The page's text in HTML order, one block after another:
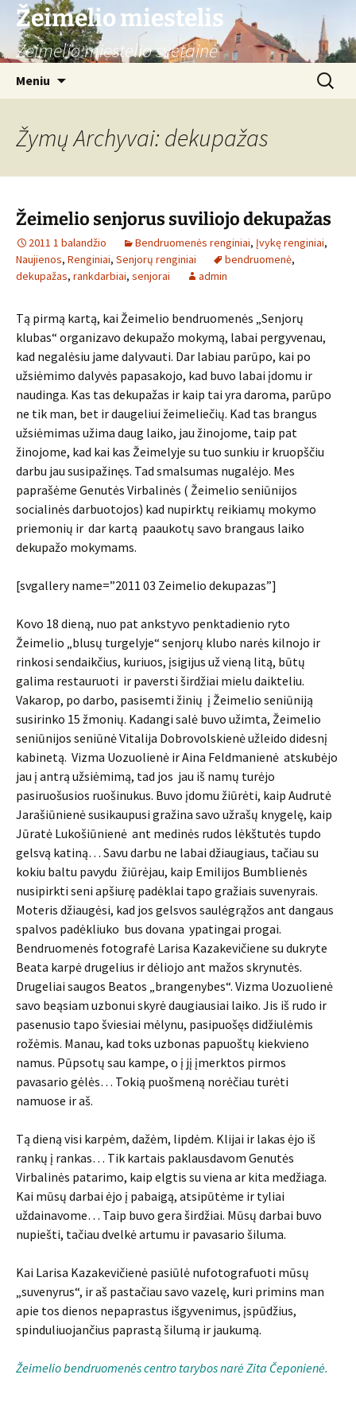
Žeimelio miestelis
Žeimelio miestelio svetainė
Meniu Ieškoti:
Žymų Archyvai: dekupažas
Žeimelio senjorus suviliojo dekupažas
2011 1 balandžio Bendruomenės renginiai, Įvykę renginiai,
Naujienos, Renginiai, Senjorų renginiai bendruomenė,
dekupažas, rankdarbiai, senjorai admin
Tą pirmą kartą, kai Žeimelio bendruomenės „Senjorų
klubas“ organizavo dekupažo mokymą, labai pergyvenau,
kad negalėsiu jame dalyvauti. Dar labiau parūpo, kai po
užsiėmimo dalyvės papasakojo, kad buvo labai įdomu ir
naudinga. Kas tas dekupažas ir kaip tai yra daroma, parūpo
ne tik man, bet ir daugeliui žeimeliečių. Kad tas brangus
užsiėmimas užima daug laiko, jau žinojome, taip pat
žinojome, kad kai kas Žeimelyje su tuo sunkiu ir kruopščiu
darbu jau susipažinęs. Tad smalsumas nugalėjo. Mes
paprašėme Genutės Virbalinės ( Žeimelio seniūnijos
socialinės darbuotojos) kad nupirktų reikiamų mokymo
priemonių ir dar kartą paaukotų savo brangaus laiko
dekupažo mokymams.
[svgallery name=”2011 03 Zeimelio dekupazas”]
Kovo 18 dieną, nuo pat ankstyvo penktadienio ryto
Žeimelio „blusų turgelyje“ senjorų klubo narės kilnojo ir
rinkosi sendaikčius, kuriuos, įsigijus už vieną litą, būtų
galima restauruoti ir paversti širdžiai mielu daikteliu.
Vakarop, po darbo, pasisemti žinių į Žeimelio seniūniją
susirinko 15 žmonių. Kadangi salė buvo užimta, Žeimelio
seniūnijos seniūnė Vitalija Dobrovolskienė užleido didesnį
kabinetą. Vizma Uozuolienė ir Aina Feldmanienė atskubėjo
jau į antrą užsiėmimą, tad jos jau iš namų turėjo
pasiruošusios ruošinukus. Buvo įdomu žiūrėti, kaip Audrutė
Jarašiūnienė susikaupusi gražina savo užrašų knygelę, kaip
Jūratė Lukošiūnienė ant medinės rudos lėkštutės tupdo
gelsvą katiną… Savu darbu ne labai džiaugiaus, tačiau su
kokiu baltu pavydu žiūrėjau, kaip Emilijos Bumblienės
nusipirkti seni apšiurę padėklai tapo gražiais suvenyrais.
Moteris džiaugėsi, kad jos gelsvos saulėgrąžos ant dangaus
spalvos padėkliuko bus dovana ypatingai progai.
Bendruomenės fotografė Larisa Kazakevičiene su dukryte
Beata karpė drugelius ir dėliojo ant mažos skrynutės.
Drugeliai saugos Beatos „brangenybes“. Vizma Uozuolienė
savo beąsiam uzbonui skyrė daugiausiai laiko. Jis iš rudo ir
pasenusio tapo šviesiai mėlynu, pasipuošęs didžiulėmis
rožėmis. Manau, kad toks uzbonas papuoštų kiekvieno
namus. Pūpsotų sau kampe, o į jį įmerktos pirmos
pavasario gėlės… Tokią puošmeną norėčiau turėti
namuose ir aš.
Tą dieną visi karpėm, dažėm, lipdėm. Klijai ir lakas ėjo iš
rankų į rankas… Tik kartais paklausdavom Genutės
Virbalinės patarimo, kaip elgtis su viena ar kita medžiaga.
Kai mūsų darbai ėjo į pabaigą, atsipūtėme ir tyliai
uždainavome… Taip buvo gera širdžiai. Mūsų darbai buvo
nupiešti, tačiau dvelkė artumu ir pavasario šiluma.
Kai Larisa Kazakevičienė pasiūlė nufotografuoti mūsų
„suvenyrus“, ir aš pastačiau savo vazelę, kuri primins man
apie tos dienos nepaprastus išgyvenimus, įspūdžius,
spinduliuojančius paprastą šilumą ir jaukumą.
Žeimelio bendruomenės centro tarybos narė Zita Čeponienė.